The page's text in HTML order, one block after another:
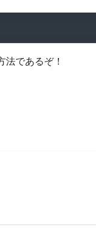
法であるぞ！